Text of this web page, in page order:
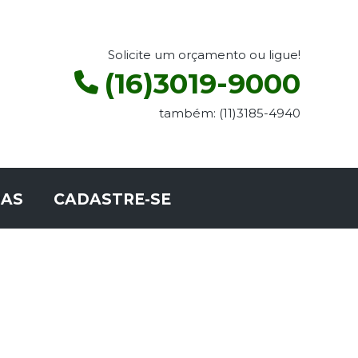
Solicite um orçamento ou ligue!
(16)3019-9000
também: (11)3185-4940
CADASTRE-SE